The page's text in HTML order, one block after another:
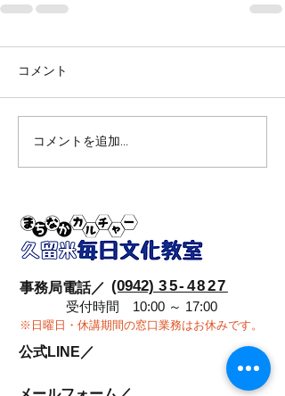
コメント
コメントを追加…
事務局電話／ (0942) 35-4827
受付時間 10:00 ～ 17:00
※日曜日・休講期間の窓口業務はお休みです。
公式LINE／